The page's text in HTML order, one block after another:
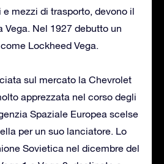
mezzi di trasporto, devono il
Vega. Nel 1927 debutto un
Lockheed Vega.
sul mercato la Chevrolet
apprezzata nel corso degli
Spaziale Europea scelse
per un suo lanciatore. Lo
Sovietica nel dicembre del